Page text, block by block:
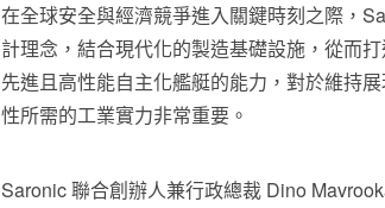
在全球安全與經濟競爭進入關鍵時刻之際，
計理念，結合現代化的製造基礎設施，從而
先進且高性能自主化艦艇的能力，對於維持
性所需的工業實力非常重要。
Saronic 聯合創辦人兼行政總裁 Dino